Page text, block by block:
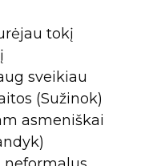
tokį
sveikiau
(Sužinok)
asmeniškai